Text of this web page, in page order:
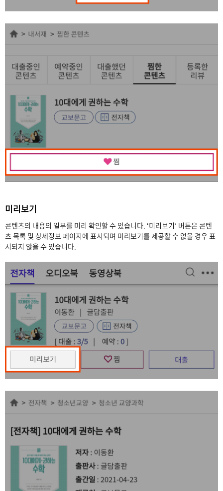
미리보기
콘텐츠의 내용의 일부를 미리 확인할 수 있습니다. ‘미리보기’ 버튼은 콘텐
츠 목록 및 상세정보 페이지에 표시되며 미리보기를 제공할 수 없을 경우 표
시되지 않을 수 있습니다.